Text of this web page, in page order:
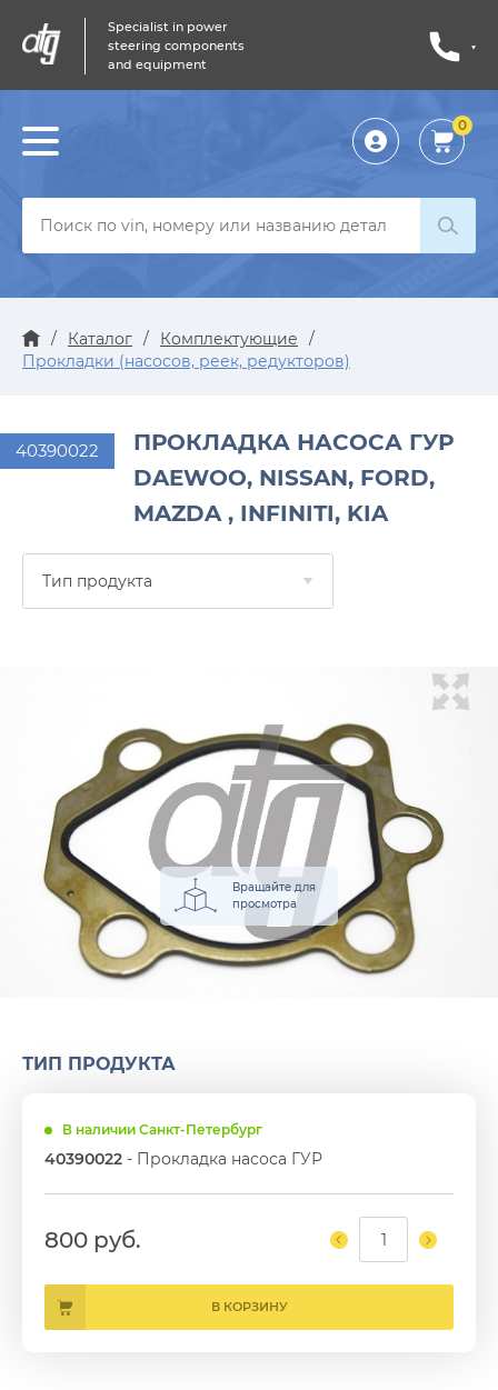
Specialist in power
steering components
and equipment
Личный
кабинет
0
/ Каталог / Комплектующие
/
Прокладки (насосов, реек, редукторов)
40390022
ПРОКЛАДКА НАСОСА ГУР
DAEWOO, NISSAN, FORD,
MAZDA , INFINITI, KIA
Тип продукта
ТИП ПРОДУКТА
В наличии Санкт-Петербург
40390022 - Прокладка насоса ГУР
800 руб.
В КОРЗИНУ
Вращайте для
просмотра